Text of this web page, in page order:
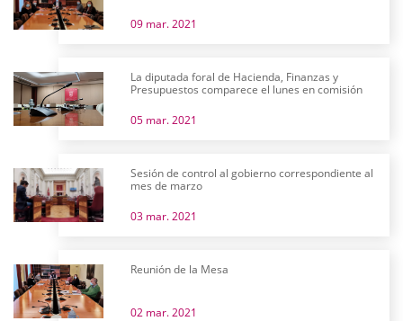
09 mar. 2021
La diputada foral de Hacienda, Finanzas y
Presupuestos comparece el lunes en comisión
05 mar. 2021
Sesión de control al gobierno correspondiente al
mes de marzo
03 mar. 2021
Reunión de la Mesa
02 mar. 2021